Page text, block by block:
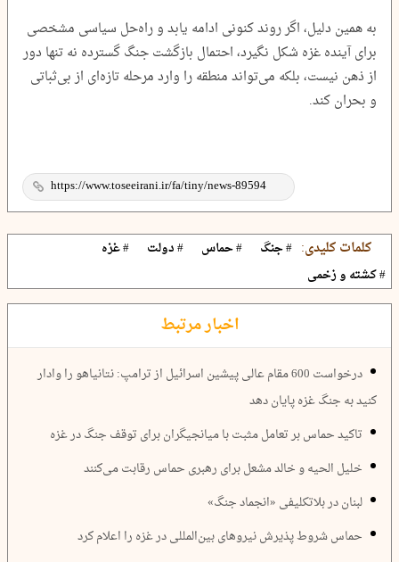
به همین دلیل، اگر روند کنونی ادامه یابد و راه‌حل سیاسی مشخصی
برای آینده غزه شکل نگیرد، احتمال بازگشت جنگ گسترده نه تنها دور
از ذهن نیست، بلکه می‌تواند منطقه را وارد مرحله تازه‌ای از بی‌ثباتی
و بحران کند.
کلمات کلیدی: # جنگ # حماس # دولت
# غزه
# کشته و زخمی
اخبار مرتبط
درخواست 600 مقام‌ عالی پیشین اسرائیل از ترامپ: نتانیاهو را وادار
کنید به جنگ غزه پایان دهد
تاکید حماس بر تعامل مثبت با میانجیگران برای توقف جنگ در غزه
خلیل الحیه و خالد مشعل برای رهبری حماس رقابت می‌کنند
لبنان در بلاتکلیفی «انجماد جنگ»
حماس شروط پذیرش نیروهای بین‌المللی در غزه را اعلام کرد